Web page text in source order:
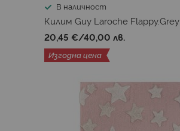
В наличност
Килим Guy Laroche Flappy.Grey
20,45 €/40,00 лв.
Изгодна цена